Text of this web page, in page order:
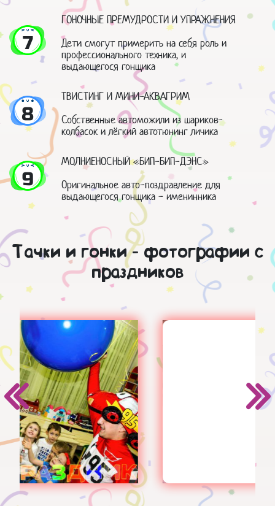
7
ГОНОЧНЫЕ ПРЕМУДРОСТИ И УПРАЖНЕНИЯ
Дети смогут примерить на себя роль и
профессионального техника, и
выдающегося гонщика
8
ТВИСТИНГ И МИНИ-АКВАГРИМ
Собственные автоможили из шариков-
колбасок и лёгкий автотюнинг личика
9
МОЛНИЕНОСНЫЙ «БИП-БИП-ДЭНС»
Оригинальное авто-поздравление для
выдающегося гонщика - именинника
Тачки и гонки - фотографии с
праздников